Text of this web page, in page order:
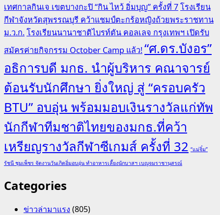
เทศกาลกินเจ เขตบางกะปิ “กิน ไหว้ อิ่มบุญ” ครั้งที่ 7โรงเรียน
กีฬาจังหวัดสุพรรณบุรี คว้าแชมป์ตะกร้อหญิงถ้วยพระราชทาน
ม.ว.ก.โรงเรียนนานาชาติไบรท์ตัน คอลเลจ กรุงเทพฯ เปิดรับ
สมัครค่ายกิจกรรม October Camp แล้ว!“ศ.ดร.บังอร”
อธิการบดี มกธ. นำผู้บริหาร คณาจารย์
ต้อนรับนักศึกษา ยิ่งใหญ่ สู่ “ครอบครัว
BTU” อบอุ่น พร้อมมอบเงินรางวัลแก่ทัพ
นักกีฬาทีมชาติไทยของมกธ.ที่คว้า
เหรียญรางวัลกีฬาซีเกมส์ ครั้งที่ 32 “แม่จิ๋ม”
รัชนี ชุมเพ็ชร จัดงานวันเกิดอิ่มอบอุ่น ทำอาหารเลี้ยงนักบาสฯ เบญจมราชานุสรณ์
Categories
ข่าวล่ามาแรง (805)